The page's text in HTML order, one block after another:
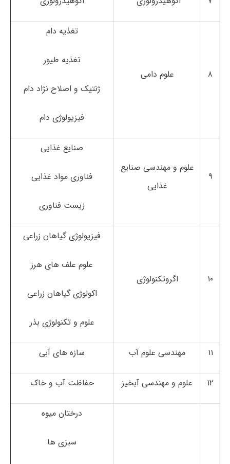
۸ علوم دامی
تغذیه دام
تغذیه طیور
ژنتیک و اصلاح نژاد دام
فیزیولوژی دام
۹
علوم و مهندسی صنایع
غذایی
صنایع غذایی
فناوری مواد غذایی
زیست فناوری
۱۰ اگروتکنولوژی
فیزیولوژی گیاهان زراعی
علوم علف های هرز
اکولوژی گیاهان زراعی
علوم و تکنولوژی بذر
۱۱ مهندسی علوم آب سازه های آبی
۱۲ علوم و مهندسی آبخیز حفاظت آب و خاک
درختان میوه
سبزی ها